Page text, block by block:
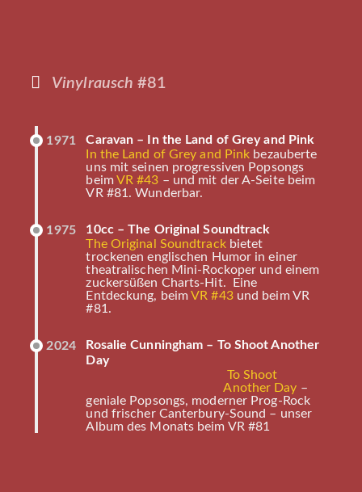
Vinylrausch #81
1971
Caravan – In the Land of Grey and Pink
In the Land of Grey and Pink bezauberte
uns mit seinen progressiven Popsongs
beim VR #43 – und mit der A-Seite beim
VR #81. Wunderbar.
1975
10cc – The Original Soundtrack
The Original Soundtrackbietet
trockenen englischen Humor in einer
theatralischen Mini-Rockoper und einem
zuckersüßen Charts-Hit. Eine
Entdeckung, beimVR #43und beim VR
#81.
2024
Rosalie Cunningham – To Shoot Another
Day
To Shoot
Another Day –
geniale Popsongs, moderner Prog-Rock
und frischer Canterbury-Sound – unser
Album des Monats beim VR #81